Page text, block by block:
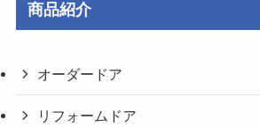
商品紹介
オーダードア
リフォームドア